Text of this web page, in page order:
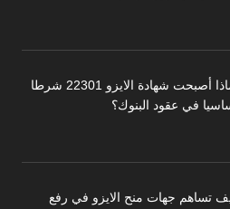
لماذا أصبحت شهادة الايزو 22301 شرطا
في عقود البنوك؟
تساهم جهات منح الايزو في رفع